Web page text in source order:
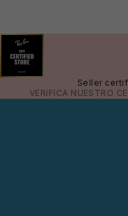
Seller
VERIFICA NUESTRO